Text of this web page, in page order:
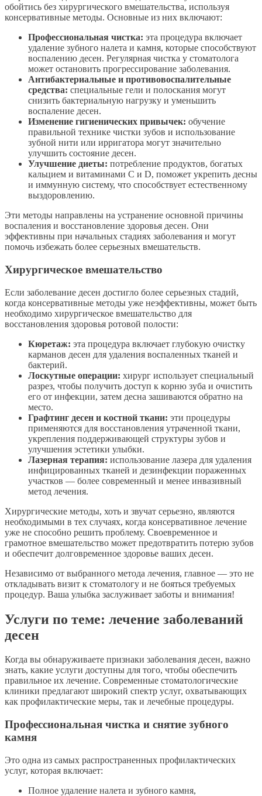
обойтись без хирургического вмешательства, используя
консервативные методы. Основные из них включают:
Профессиональная чистка: эта процедура включает
удаление зубного налета и камня, которые способствуют
воспалению десен. Регулярная чистка у стоматолога
может остановить прогрессирование заболевания.
Антибактериальные и противовоспалительные
средства: специальные гели и полоскания могут
снизить бактериальную нагрузку и уменьшить
воспаление десен.
Изменение гигиенических привычек: обучение
правильной технике чистки зубов и использование
зубной нити или ирригатора могут значительно
улучшить состояние десен.
Улучшение диеты: потребление продуктов, богатых
кальцием и витаминами C и D, поможет укрепить десны
и иммунную систему, что способствует естественному
выздоровлению.
Эти методы направлены на устранение основной причины
воспаления и восстановление здоровья десен. Они
эффективны при начальных стадиях заболевания и могут
помочь избежать более серьезных вмешательств.
Хирургическое вмешательство
Если заболевание десен достигло более серьезных стадий,
когда консервативные методы уже неэффективны, может быть
необходимо хирургическое вмешательство для
восстановления здоровья ротовой полости:
Кюретаж: эта процедура включает глубокую очистку
карманов десен для удаления воспаленных тканей и
бактерий.
Лоскутные операции: хирург использует специальный
разрез, чтобы получить доступ к корню зуба и очистить
его от инфекции, затем десна зашиваются обратно на
место.
Графтинг десен и костной ткани: эти процедуры
применяются для восстановления утраченной ткани,
укрепления поддерживающей структуры зубов и
улучшения эстетики улыбки.
Лазерная терапия: использование лазера для удаления
инфицированных тканей и дезинфекции пораженных
участков — более современный и менее инвазивный
метод лечения.
Хирургические методы, хоть и звучат серьезно, являются
необходимыми в тех случаях, когда консервативное лечение
уже не способно решить проблему. Своевременное и
грамотное вмешательство может предотвратить потерю зубов
и обеспечит долговременное здоровье ваших десен.
Независимо от выбранного метода лечения, главное — это не
откладывать визит к стоматологу и не бояться требуемых
процедур. Ваша улыбка заслуживает заботы и внимания!
Услуги по теме: лечение заболеваний
десен
Когда вы обнаруживаете признаки заболевания десен, важно
знать, какие услуги доступны для того, чтобы обеспечить
правильное их лечение. Современные стоматологические
клиники предлагают широкий спектр услуг, охватывающих
как профилактические меры, так и лечебные процедуры.
Профессиональная чистка и снятие зубного
камня
Это одна из самых распространенных профилактических
услуг, которая включает:
Полное удаление налета и зубного камня,